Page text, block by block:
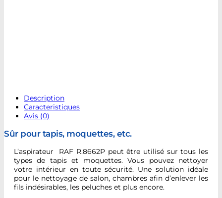
Description
Caracteristiques
Avis (0)
Sûr pour tapis, moquettes, etc.
L’aspirateur RAF R.8662P peut être utilisé sur tous les
types de tapis et moquettes. Vous pouvez nettoyer
votre intérieur en toute sécurité. Une solution idéale
pour le nettoyage de salon, chambres afin d’enlever les
fils indésirables, les peluches et plus encore.